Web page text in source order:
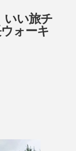
い旅チ
ォーキ